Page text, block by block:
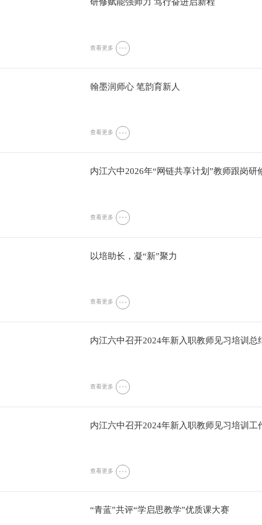
查看更多
翰墨润师心 笔韵育新人
查看更多
内江六中2026年“网链共享计划”教师跟岗研
查看更多
以培助长，凝“新”聚力
查看更多
内江六中召开2024年新入职教师见习培训总
查看更多
内江六中召开2024年新入职教师见习培训工
查看更多
“青蓝”共评“学启思教学”优质课大赛